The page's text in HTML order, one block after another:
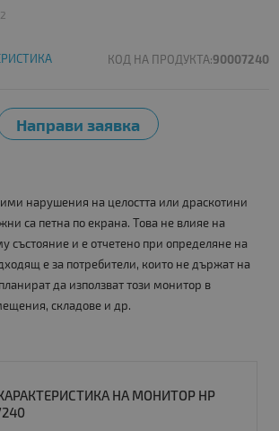
КОД НА ПРОДУКТА:90007240
нарушения на целостта или драскотини
са петна по екрана. Това не влияе на
състояние и е отчетено при определяне на
е за потребители, които не държат на
да използват този монитор в
складове и др.
НА МОНИТОР HP